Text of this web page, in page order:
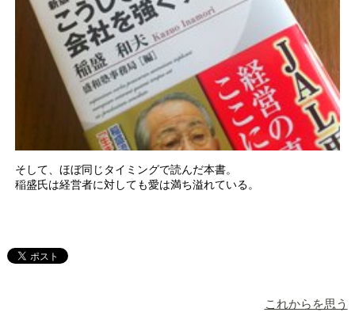
そして、ほぼ同じタイミングで読んだ本書。
稲盛氏は経営者に対しても愛は満ち溢れている。
これからを思う